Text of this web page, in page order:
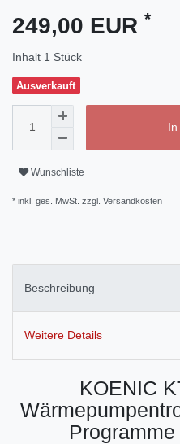
249,00 EUR *
Inhalt 1 Stück
Ausverkauft
Wunschliste
* inkl. ges. MwSt. zzgl. Versandkosten
Beschreibung
Weitere Details
KOENIC